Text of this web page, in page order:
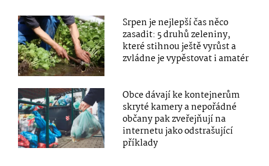
Srpen je nejlepší čas něco
zasadit: 5 druhů zeleniny,
které stihnou ještě vyrůst a
zvládne je vypěstovat i amatér
Obce dávají ke kontejnerům
skryté kamery a nepořádné
občany pak zveřejňují na
internetu jako odstrašující
příklady